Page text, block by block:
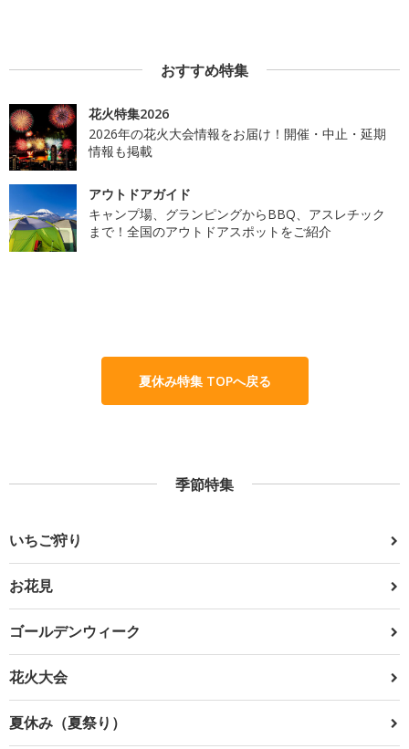
おすすめ特集
花火特集2026
2026年の花火大会情報をお届け！開催・中止・延期
情報も掲載
アウトドアガイド
キャンプ場、グランピングからBBQ、アスレチック
まで！全国のアウトドアスポットをご紹介
夏休み特集 TOPへ戻る
季節特集
いちご狩り
お花見
ゴールデンウィーク
花火大会
夏休み（夏祭り）